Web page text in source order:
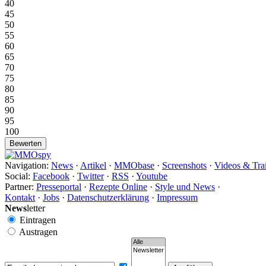
40
45
50
55
60
65
70
75
80
85
90
95
100
Navigation: News · Artikel · MMObase · Screenshots · Videos &
Social: Facebook · Twitter· RSS · Youtube
Partner: Presseportal · Rezepte Online · Style und News ·
Kontakt · Jobs · Datenschutzerklärung · Impressum
Newsletter
Eintragen
Austragen